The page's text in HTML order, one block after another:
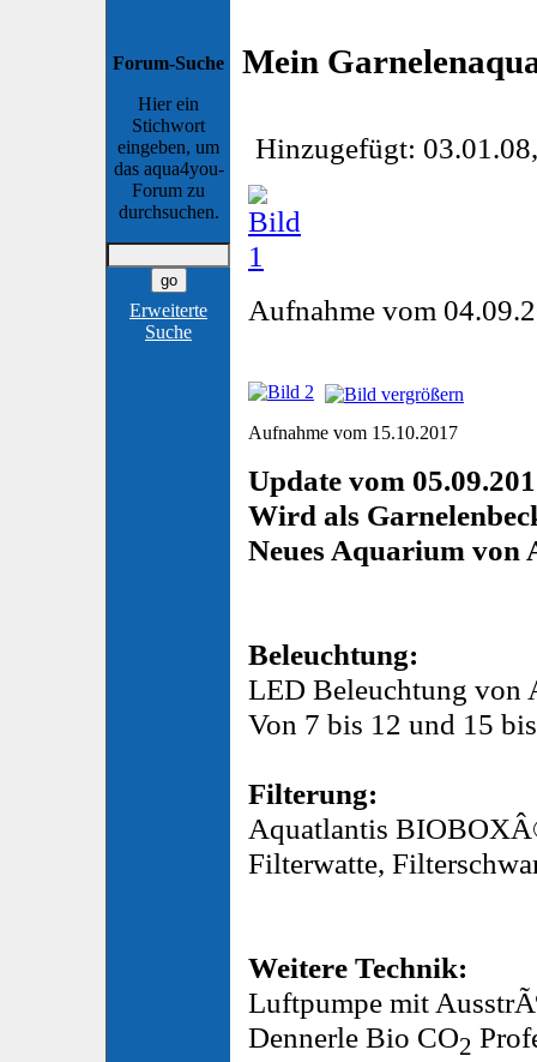
Forum-Suche
Hier ein
Stichwort
eingeben, um
das aqua4you-
Forum zu
durchsuchen.
Erweiterte
Suche
Mein
Hinzugefügt:
Aufnahme vom
Aufnahme vom 15.10.2017
Update vom
Wird als
Neues Aquarium von
Beleuchtung:
LED Beleuchtung von
Von 7 bis 12 und 15
Filterung:
Aquatlantis
Filterwatte,
Weitere Technik:
Luftpumpe mit
Dennerle Bio CO2